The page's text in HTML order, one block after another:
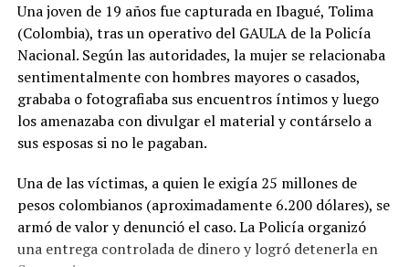
Me gusta esto:
Cargando...
Relacionado
Una joven de 19 años fue capturada en Ibagué, Tolima
(Colombia), tras un operativo del GAULA de la Policía
Nacional. Según las autoridades, la mujer se relacionaba
sentimentalmente con hombres mayores o casados,
grababa o fotografiaba sus encuentros íntimos y luego
los amenazaba con divulgar el material y contárselo a
sus esposas si no le pagaban.
Una de las víctimas, a quien le exigía 25 millones de
pesos colombianos (aproximadamente 6.200 dólares), se
armó de valor y denunció el caso. La Policía organizó
una entrega controlada de dinero y logró detenerla en